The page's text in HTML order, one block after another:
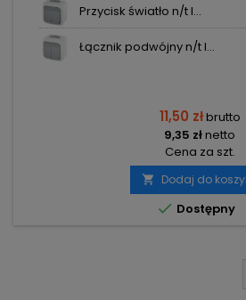
Przycisk światło n/t I...
Łącznik podwójny n/t I...
11,50 złbrutto
9,35 złnetto
Cena za szt.
 Dodaj do
 Dostępny